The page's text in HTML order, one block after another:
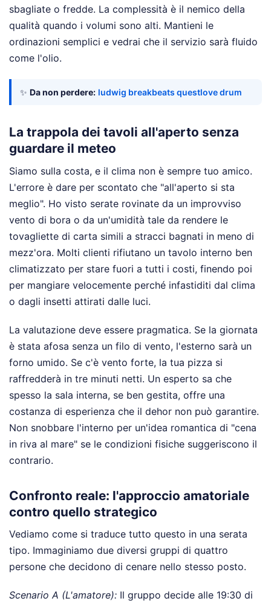
sbagliate o fredde. La complessità è il nemico della
qualità quando i volumi sono alti. Mantieni le
ordinazioni semplici e vedrai che il servizio sarà fluido
come l'olio.
✨ Da non perdere: ludwig breakbeats questlove drum
La trappola dei tavoli all'aperto senza
guardare il meteo
Siamo sulla costa, e il clima non è sempre tuo amico.
L'errore è dare per scontato che "all'aperto si sta
meglio". Ho visto serate rovinate da un improvviso
vento di bora o da un'umidità tale da rendere le
tovagliette di carta simili a stracci bagnati in meno di
mezz'ora. Molti clienti rifiutano un tavolo interno ben
climatizzato per stare fuori a tutti i costi, finendo poi
per mangiare velocemente perché infastiditi dal clima
o dagli insetti attirati dalle luci.
La valutazione deve essere pragmatica. Se la giornata
è stata afosa senza un filo di vento, l'esterno sarà un
forno umido. Se c'è vento forte, la tua pizza si
raffredderà in tre minuti netti. Un esperto sa che
spesso la sala interna, se ben gestita, offre una
costanza di esperienza che il dehor non può garantire.
Non snobbare l'interno per un'idea romantica di "cena
in riva al mare" se le condizioni fisiche suggeriscono il
contrario.
Confronto reale: l'approccio amatoriale
contro quello strategico
Vediamo come si traduce tutto questo in una serata
tipo. Immaginiamo due diversi gruppi di quattro
persone che decidono di cenare nello stesso posto.
Scenario A (L'amatore): Il gruppo decide alle 19:30 di